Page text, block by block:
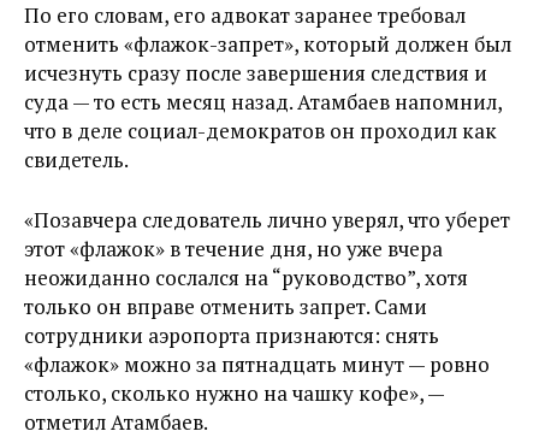
По его словам, его адвокат заранее требовал
отменить «флажок-запрет», который должен был
исчезнуть сразу после завершения следствия и
суда — то есть месяц назад. Атамбаев напомнил,
что в деле социал-демократов он проходил как
свидетель.
«Позавчера следователь лично уверял, что уберет
этот «флажок» в течение дня, но уже вчера
неожиданно сослался на “руководство”, хотя
только он вправе отменить запрет. Сами
сотрудники аэропорта признаются: снять
«флажок» можно за пятнадцать минут — ровно
столько, сколько нужно на чашку кофе», —
отметил Атамбаев.